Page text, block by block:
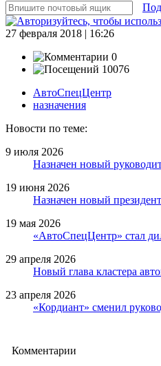
27 февраля 2018 | 16:26
0
10076
АвтоСпецЦентр
назначения
Новости по теме:
9 июля 2026
Назначен новый
19 июня 2026
Назначен новый
19 мая 2026
«АвтоСпецЦентр» стал
29 апреля 2026
Новый глава кластера
23 апреля 2026
«Кордиант» сменил
Комментарии